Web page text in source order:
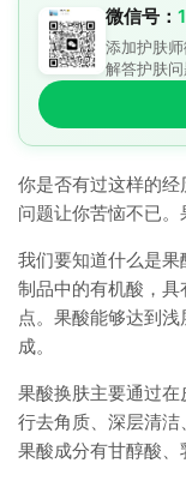
微信号：
添加护肤
解答护肤
你是否有过这样的
问题让你苦恼不已。
我们要知道什么是
制品中的有机酸，
点。果酸能够达到
成。
果酸换肤主要通过
行去角质、深层清
果酸成分有甘醇酸、